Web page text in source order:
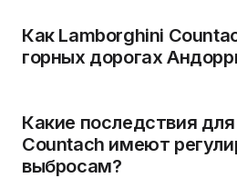
Как Lamborghini
горных дорогах
Какие последствия
Countach имеют
выбросам?